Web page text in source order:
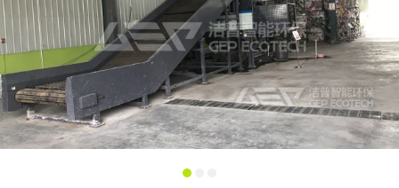
垃圾破袋机 移动式撕碎站
粉碎设备
环锤式粉碎机 鼓式粉碎机
轮胎钢丝分离机 通用型粉碎机
破碎设备
反击式破碎机 颚式破碎机
圆锥破碎机
挤压成型设备
RDF成型机
成套机组
服务支持
新闻资讯
走进洁普